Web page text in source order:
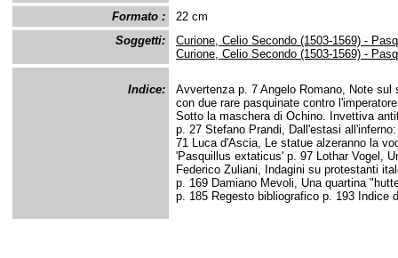
Formato :
22 cm
Soggetti:
Curione, Celio Secondo (1503-1569) -
Curione, Celio Secondo (1503-1569) -
Indice:
Avvertenza p. 7 Angelo Romano, Note
con due rare pasquinate contro
Sotto la maschera di Ochino. Invettiva
p. 27 Stefano Prandi, Dall'estasi
71 Luca d'Ascia, Le statue alzeranno la
'Pasquillus extaticus' p. 97 Lothar Vogel,
Federico Zuliani, Indagini su protestanti
p. 169 Damiano Mevoli, Una quartina
p. 185 Regesto bibliografico p. 193 Indice